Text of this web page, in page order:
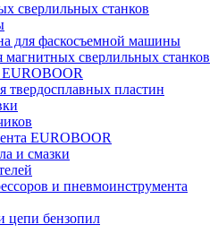
сверлильных станков
для фаскосъемной машины
магнитных сверлильных станков
EUROBOOR
твердосплавных пластин
EUROBOOR
и смазки
и пневмоинструмента
цепи бензопил